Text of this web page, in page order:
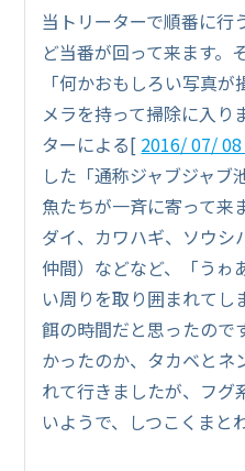
当トリーターで順番に行
ど当番が回って来ます。
「何かおもしろい写真
メラを持って掃除に入り
ターによる[ 2016/ 07/
した「通称ジャブジャブ
魚たちが一斉に寄って来
ダイ、カワハギ、ソウシ
仲間）などなど、「うゎ
い周りを取り囲まれてし
餌の時間だと思ったので
かったのか、タカベとネ
れて行きましたが、フグ
いようで、しつこくまと